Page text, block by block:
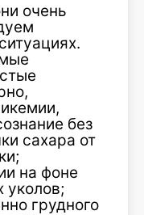
очень
без
сахара от
на фоне
уколов;
грудного